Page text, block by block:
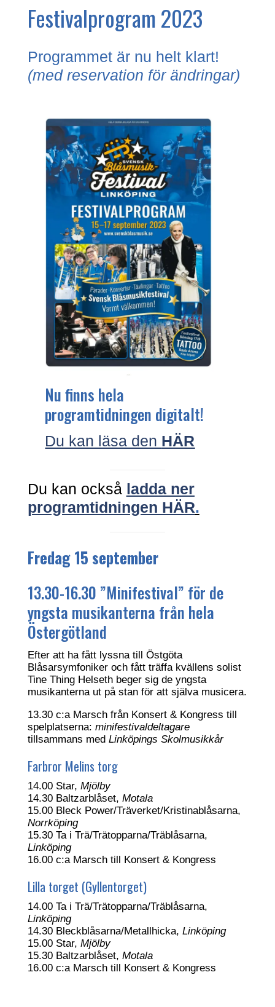
Festivalprogram 2023
Programmet är nu helt klart!
(med reservation för ändringar)
Nu finns hela
programtidningen digitalt!
Du kan läsa den HÄR
Du kan också ladda ner
programtidningen HÄR.
Fredag 15 september
13.30-16.30 ”Minifestival” för de
yngsta musikanterna från hela
Östergötland
Efter att ha fått lyssna till Östgöta
Blåsarsymfoniker och fått träffa kvällens solist
Tine Thing Helseth beger sig de yngsta
musikanterna ut på stan för att själva musicera.
13.30 c:a Marsch från Konsert & Kongress till
spelplatserna: minifestivaldeltagare
tillsammans med Linköpings Skolmusikkår
Farbror Melins torg
14.00 Star, Mjölby
14.30 Baltzarblåset, Motala
15.00 Bleck Power/Träverket/Kristinablåsarna,
Norrköping
15.30 Ta i Trä/Trätopparna/Träblåsarna,
Linköping
16.00 c:a Marsch till Konsert & Kongress
Lilla torget (Gyllentorget)
14.00 Ta i Trä/Trätopparna/Träblåsarna,
Linköping
14.30 Bleckblåsarna/Metallhicka, Linköping
15.00 Star, Mjölby
15.30 Baltzarblåset, Motala
16.00 c:a Marsch till Konsert & Kongress